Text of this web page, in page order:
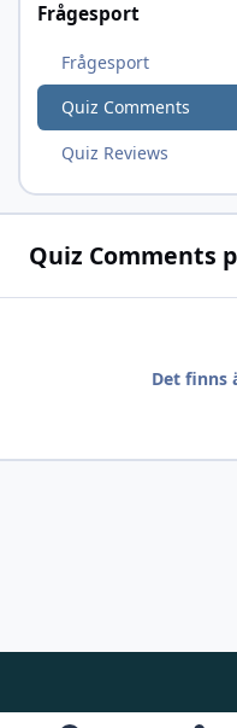
Frågesport
Frågesport
Quiz Comments
Quiz Reviews
Quiz Comments
Det finns
Light ModeDark ModeSystem Preference